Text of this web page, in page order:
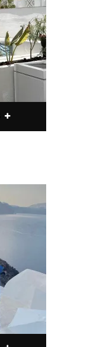
Ce produit a plusieurs variations. Les options peuvent être choisies sur la page du produit